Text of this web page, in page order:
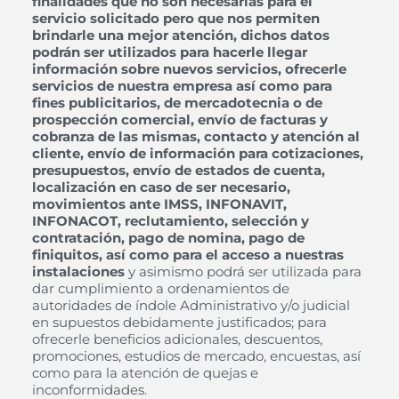
servicio solicitado pero que nos permiten
brindarle una mejor atención, dichos datos
podrán ser utilizados para hacerle llegar
información sobre nuevos servicios, ofrecerle
servicios de nuestra empresa así como para
fines publicitarios, de mercadotecnia o de
prospección comercial, envío de facturas y
cobranza de las mismas, contacto y atención al
cliente, envío de información para cotizaciones,
presupuestos, envío de estados de cuenta,
localización en caso de ser necesario,
movimientos ante IMSS, INFONAVIT,
INFONACOT, reclutamiento, selección y
contratación, pago de nomina, pago de
finiquitos, así como para el acceso a nuestras
instalaciones y asimismo podrá ser utilizada para
dar cumplimiento a ordenamientos de
autoridades de índole Administrativo y/o judicial
en supuestos debidamente justificados; para
ofrecerle beneficios adicionales, descuentos,
promociones, estudios de mercado, encuestas, así
como para la atención de quejas e
inconformidades.